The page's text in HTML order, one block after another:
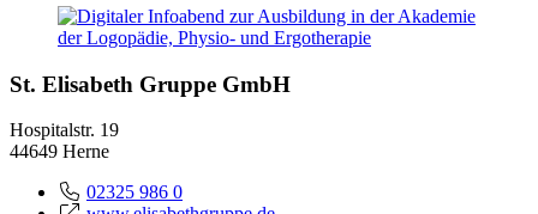
St. Elisabeth Gruppe GmbH
Hospitalstr. 19
44649 Herne
02325 986 0